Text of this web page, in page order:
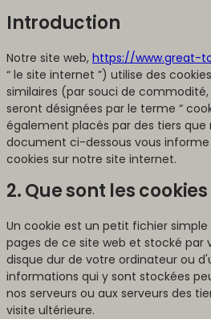
Introduction
Notre site web, https://www.great-
“ le site internet ”) utilise des
similaires (par souci de
seront désignées par le terme “
également placés par des tiers que
document ci-dessous vous informe
cookies sur notre site internet.
2. Que sont les cookies
Un cookie est un petit fichier
pages de ce site web et stocké par
disque dur de votre ordinateur ou
informations qui y sont stockées
nos serveurs ou aux serveurs des
visite ultérieure.